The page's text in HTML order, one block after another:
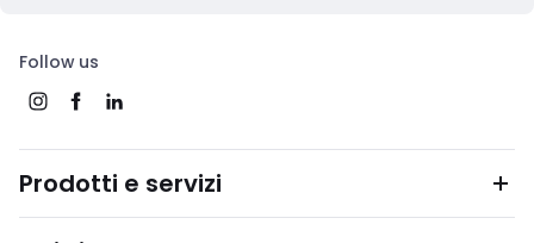
Follow us
Prodotti e servizi